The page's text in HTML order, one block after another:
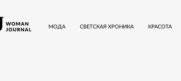
МОДА СВЕТСКАЯ ХРОНИКА КРАСОТА